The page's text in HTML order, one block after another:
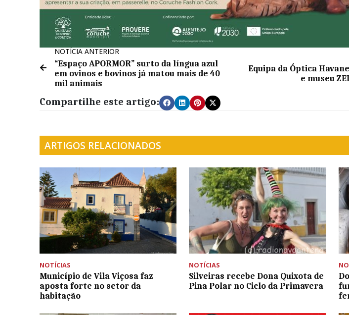
NOTÍCIA ANTERIOR
“Espaço APORMOR” surto da língua azul
em ovinos e bovinos já matou mais de 40
mil animais
Equipa da Óptica
e museu
Compartilhe este artigo:
ARTIGOS RELACIONADOS
NOTÍCIAS
Município de Vila Viçosa faz
aposta forte no setor da
habitação
NOTÍCIAS
Silveiras recebe Dona Quixota de
Pina Polar no Ciclo da Primavera